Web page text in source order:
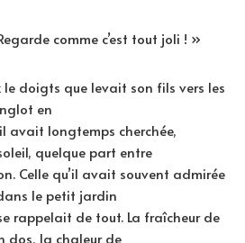
comme c’est tout joli ! »
le doigts que levait son fils vers les
en
avait longtemps cherchée,
quelque part entre
Celle qu’il avait souvent admirée
le petit jardin
rappelait de tout. La fraîcheur de
dos, la chaleur de